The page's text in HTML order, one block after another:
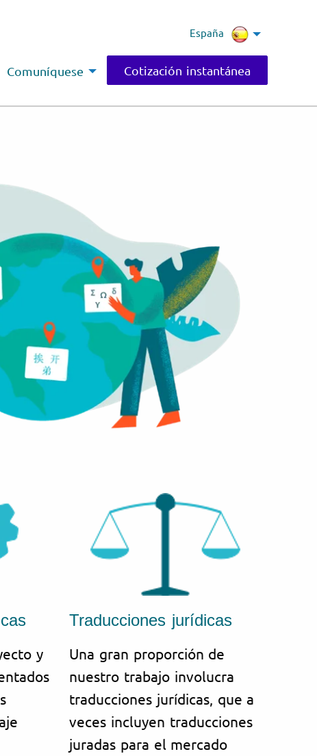
España
Cotización instantánea
Comuníquese
y
Traducciones jurídicas
Una gran proporción de
nuestro trabajo involucra
traducciones jurídicas, que a
veces incluyen traducciones
juradas para el mercado